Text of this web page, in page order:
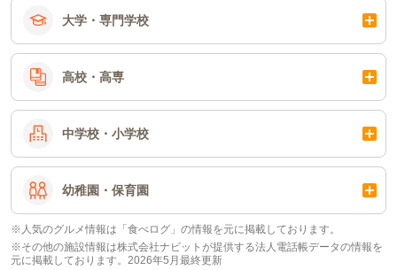
大学・専門学校
高校・高専
中学校・小学校
幼稚園・保育園
※人気のグルメ情報は「食べログ」の情報を元に掲載しております。
※その他の施設情報は株式会社ナビットが提供する法人電話帳データの情報を
元に掲載しております。2026年5月最終更新